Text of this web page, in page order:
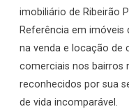
imobiliário de Ribeirão
Referência em imóveis
na venda e locação de
comerciais nos bairros
reconhecidos por sua
de vida incomparável.